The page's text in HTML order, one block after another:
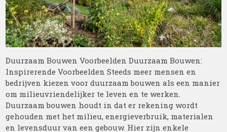
Duurzaam Bouwen Voorbeelden Duurzaam Bouwen:
Inspirerende Voorbeelden Steeds meer mensen en
bedrijven kiezen voor duurzaam bouwen als een manier
om milieuvriendelijker te leven en te werken.
Duurzaam bouwen houdt in dat er rekening wordt
gehouden met het milieu, energieverbruik, materialen
en levensduur van een gebouw. Hier zijn enkele